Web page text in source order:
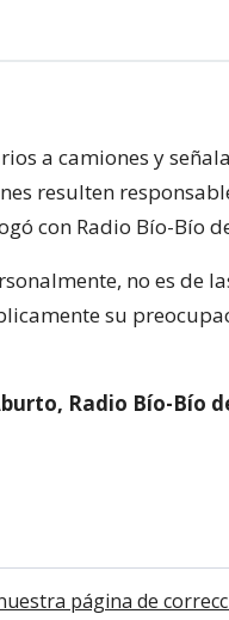
a camiones y
resulten
con Radio Bío-Bío
no es de
su
Radio Bío-Bío
página de